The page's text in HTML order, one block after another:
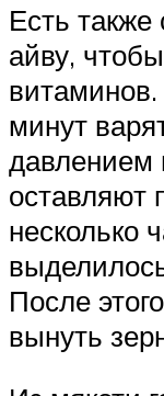
Есть также
айву,
минут
давлением
оставляют
несколько
После
вынуть